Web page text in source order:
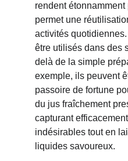
rendent
permet une
activités
être utilisés dans des
delà de la simple
exemple, ils peuvent
passoire de fortune
du jus fraîchement
capturant
indésirables tout en
liquides savoureux.